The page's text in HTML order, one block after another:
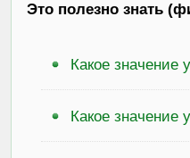
Это полезно знать
Какое значение
Какое значение